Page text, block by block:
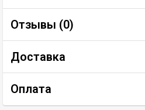
Отзывы (0)
Доставка
Оплата